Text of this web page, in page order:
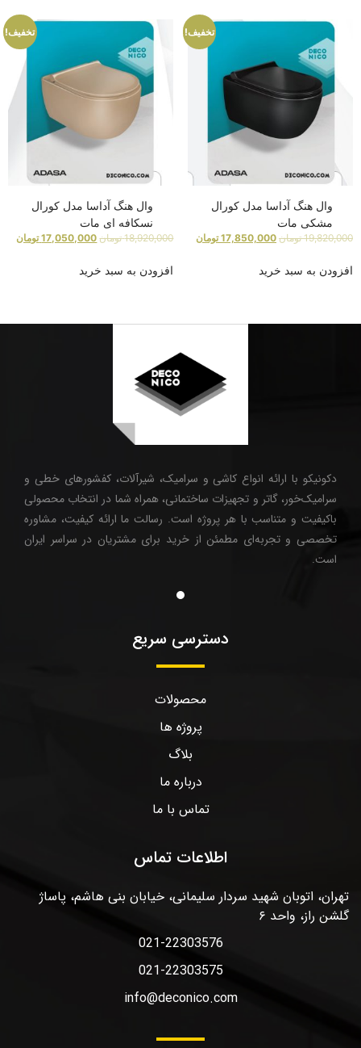
تخفیف!
وال هنگ آداسا مدل کورال
مشکی مات
19,820,000 تومان 17,850,000 تومان
افزودن به سبد خرید
تخفیف!
وال هنگ آداسا مدل کورال
نسکافه ای مات
18,920,000 تومان 17,050,000 تومان
افزودن به سبد خرید
دکونیکو با ارائه انواع کاشی و سرامیک، شیرآلات، کفشورهای خطی و
سرامیک‌خور، گاتر و تجهیزات ساختمانی، همراه شما در انتخاب محصولی
باکیفیت و متناسب با هر پروژه است. رسالت ما ارائه کیفیت، مشاوره
تخصصی و تجربه‌ای مطمئن از خرید برای مشتریان در سراسر ایران
است.
دسترسی سریع
محصولات
پروژه ها
بلاگ
درباره ما
تماس با ما
اطلاعات تماس
تهران، اتوبان شهید سردار سلیمانی، خیابان بنی هاشم، پاساژ
گلشن راز، واحد ۶
021-22303576
021-22303575
info@deconico.com